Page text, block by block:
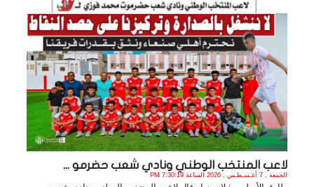
لاعب المنتخب الوطني ونادي شعب حضرمو ...
الجمعة , 7 أغـسـطـس , 2026 الساعة 7:30:19 PM